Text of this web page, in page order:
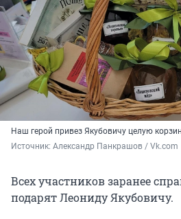
Наш герой привез Якубовичу целую
Источник: Александр Панкрашов / Vk.com
Всех участников заранее
подарят Леониду Якубовичу.